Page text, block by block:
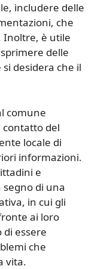
includere delle
che
Inoltre, è utile
delle
desidera che il
comune
contatto del
locale di
informazioni.
e
di una
in cui gli
ai loro
essere
che
vita.